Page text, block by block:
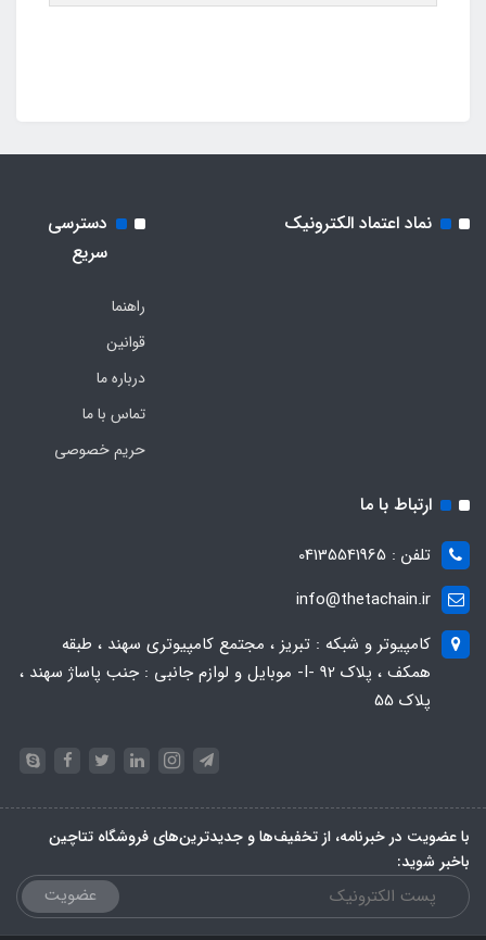
نماد اعتماد الکترونیک
دسترسی
سریع
راهنما
قوانین
درباره ما
تماس با ما
حریم خصوصی
ارتباط با ما
تلفن : 04135541965
info@thetachain.ir
کامپیوتر و شبکه : تبریز ، مجتمع کامپیوتری سهند ، طبقه
همکف ، پلاک 92 -I- موبایل و لوازم جانبی : جنب پاساژ سهند ،
پلاک 55
با عضویت در خبرنامه، از تخفیف‌ها و جدیدترین‌های فروشگاه تتاچین
باخبر شوید:
عضویت